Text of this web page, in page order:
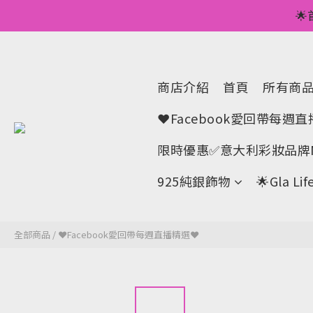
💥正價服裝滿🌟
💥正價服裝滿減
商店介紹 首頁
所有商
❤Facebook愛回帶每週
限時優惠✅意大利彩妝品
925純銀飾物
🌟Gla
全部商品 / ❤Facebook愛回帶每週直播精選❤